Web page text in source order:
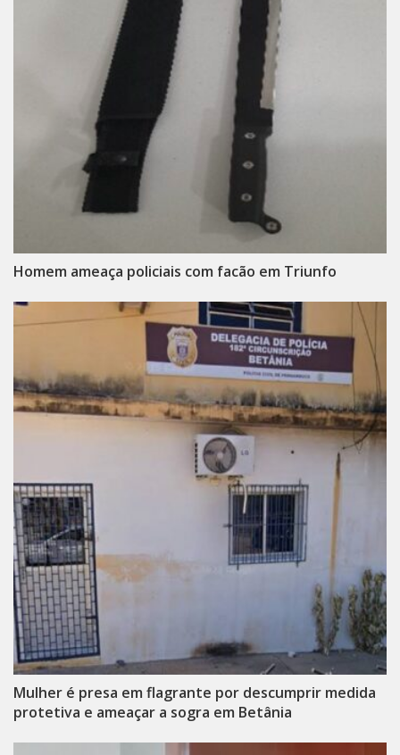
Homem ameaça policiais com facão em Triunfo
Mulher é presa em flagrante por descumprir medida
protetiva e ameaçar a sogra em Betânia